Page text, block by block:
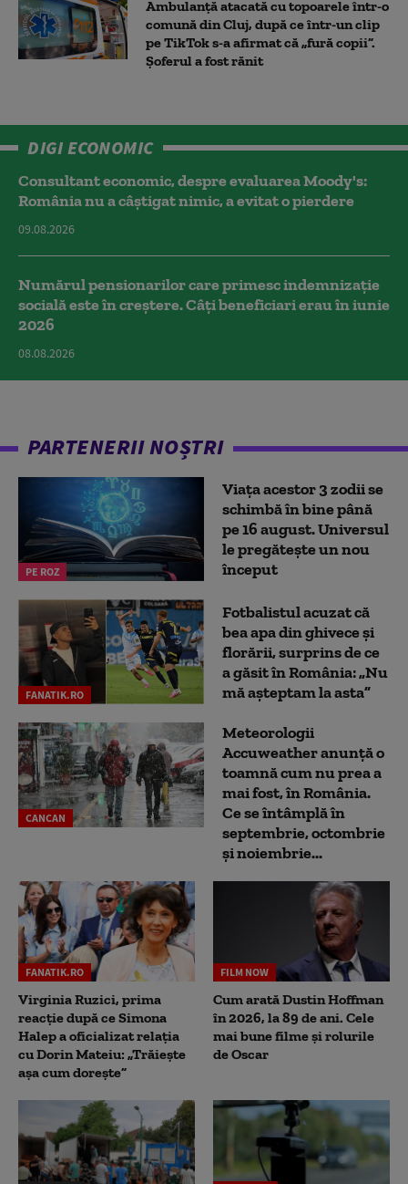
Ambulanţă atacată cu topoarele într-o
comună din Cluj, după ce într-un clip
pe TikTok s-a afirmat că „fură copii”.
Șoferul a fost rănit
DIGI ECONOMIC
Consultant economic, despre evaluarea Moody's:
România nu a câştigat nimic, a evitat o pierdere
09.08.2026
Numărul pensionarilor care primesc indemnizaţie
socială este în creștere. Câți beneficiari erau în iunie
2026
08.08.2026
PARTENERII NOȘTRI
PE ROZ
Viața acestor 3 zodii se
schimbă în bine până
pe 16 august. Universul
le pregătește un nou
început
FANATIK.RO
Fotbalistul acuzat că
bea apa din ghivece și
florării, surprins de ce
a găsit în România: „Nu
mă așteptam la asta”
CANCAN
Meteorologii
Accuweather anunță o
toamnă cum nu prea a
mai fost, în România.
Ce se întâmplă în
septembrie, octombrie
și noiembrie...
FANATIK.RO
Virginia Ruzici, prima
reacție după ce Simona
Halep a oficializat relația
cu Dorin Mateiu: „Trăiește
așa cum dorește”
FILM NOW
Cum arată Dustin Hoffman
în 2026, la 89 de ani. Cele
mai bune filme și rolurile
de Oscar